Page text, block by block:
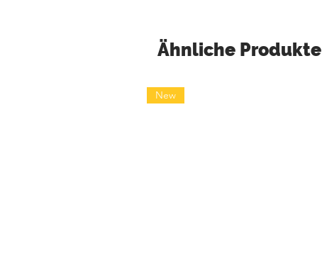
Ähnliche Produkte
New